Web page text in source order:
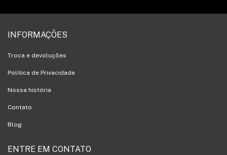
INFORMAÇÕES
Troca e devoluções
Política de Privacidade
Nossa história
Contato
Blog
ENTRE EM CONTATO